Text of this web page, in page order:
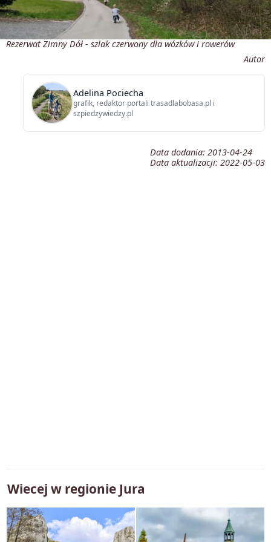
Rezerwat Zimny Dół - szlak czerwony dla wózków i rowerów
Autor
Adelina Pociecha
grafik, redaktor portali trasadlabobasa.pl i
szpiedzywiedzy.pl
Data dodania: 2013-04-24
Data aktualizacji: 2022-05-03
Wiecej w regionie Jura